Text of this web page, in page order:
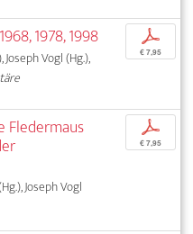
1978, 1998
Vogl (Hg.),
p
€ 7,95
Fledermaus
Joseph Vogl
p
€ 7,95